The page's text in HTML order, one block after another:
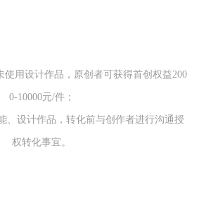
使用设计作品，原创者可获得首创权益200
0-10000元/件；
、设计作品，转化前与创作者进行沟通授
权转化事宜。